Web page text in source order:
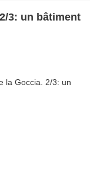
3: un bâtiment